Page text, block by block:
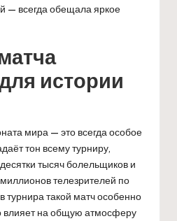
— всегда обещала яркое
истории
мира — это всегда особое
тон всему турниру,
тысяч болельщиков и
телезрителей по
турнира такой матч особенно
влияет на общую атмосферу